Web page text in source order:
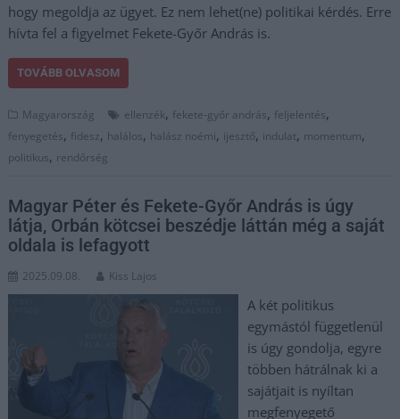
hogy megoldja az ügyet. Ez nem lehet(ne) politikai kérdés. Erre
hívta fel a figyelmet Fekete-Győr András is.
TOVÁBB OLVASOM
Magyarország ellenzék, fekete-győr andrás, feljelentés,
fenyegetés, fidesz, halálos, halász noémi, ijesztő, indulat, momentum,
politikus, rendőrség
Magyar Péter és Fekete-Győr András is úgy
látja, Orbán kötcsei beszédje láttán még a saját
oldala is lefagyott
2025.09.08. Kiss Lajos
A két politikus
egymástól függetlenül
is úgy gondolja, egyre
többen hátrálnak ki a
sajátjait is nyíltan
megfenyegető